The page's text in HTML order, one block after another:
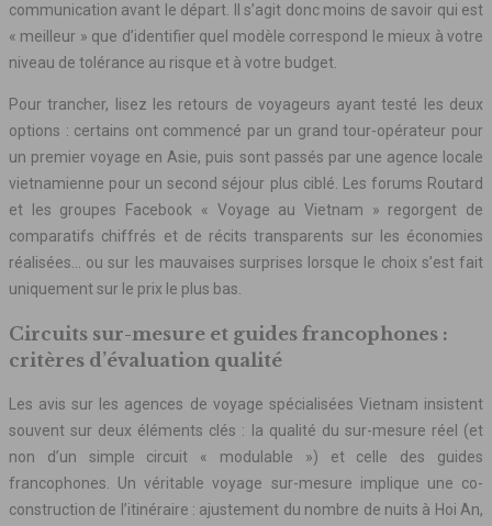
communication avant le départ. Il s’agit donc moins de savoir qui est
« meilleur » que d’identifier quel modèle correspond le mieux à votre
niveau de tolérance au risque et à votre budget.
Pour trancher, lisez les retours de voyageurs ayant testé les deux
options : certains ont commencé par un grand tour-opérateur pour
un premier voyage en Asie, puis sont passés par une agence locale
vietnamienne pour un second séjour plus ciblé. Les forums Routard
et les groupes Facebook « Voyage au Vietnam » regorgent de
comparatifs chiffrés et de récits transparents sur les économies
réalisées… ou sur les mauvaises surprises lorsque le choix s’est fait
uniquement sur le prix le plus bas.
Circuits sur-mesure et guides francophones :
critères d’évaluation qualité
Les avis sur les agences de voyage spécialisées Vietnam insistent
souvent sur deux éléments clés : la qualité du sur-mesure réel (et
non d’un simple circuit « modulable ») et celle des guides
francophones. Un véritable voyage sur-mesure implique une co-
construction de l’itinéraire : ajustement du nombre de nuits à Hoi An,